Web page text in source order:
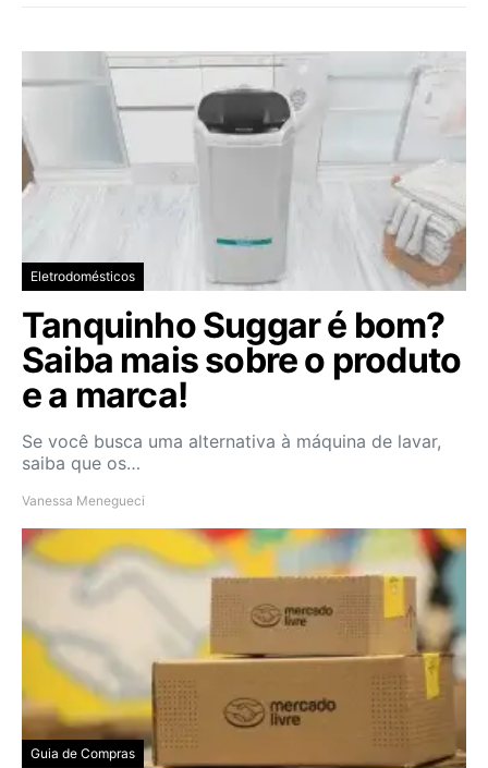
Eletrodomésticos
Tanquinho Suggar é bom?
Saiba mais sobre o produto
e a marca!
Se você busca uma alternativa à máquina de lavar,
saiba que os…
Vanessa Menegueci
Guia de Compras